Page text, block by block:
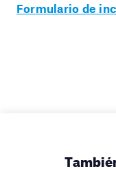
Formulario de